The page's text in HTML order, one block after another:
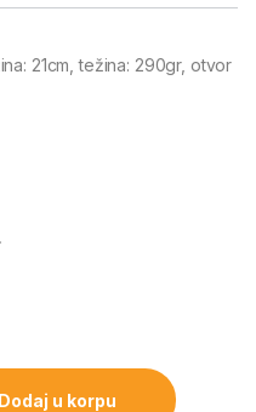
21cm, težina: 290gr, otvor
Dodaj u korpu